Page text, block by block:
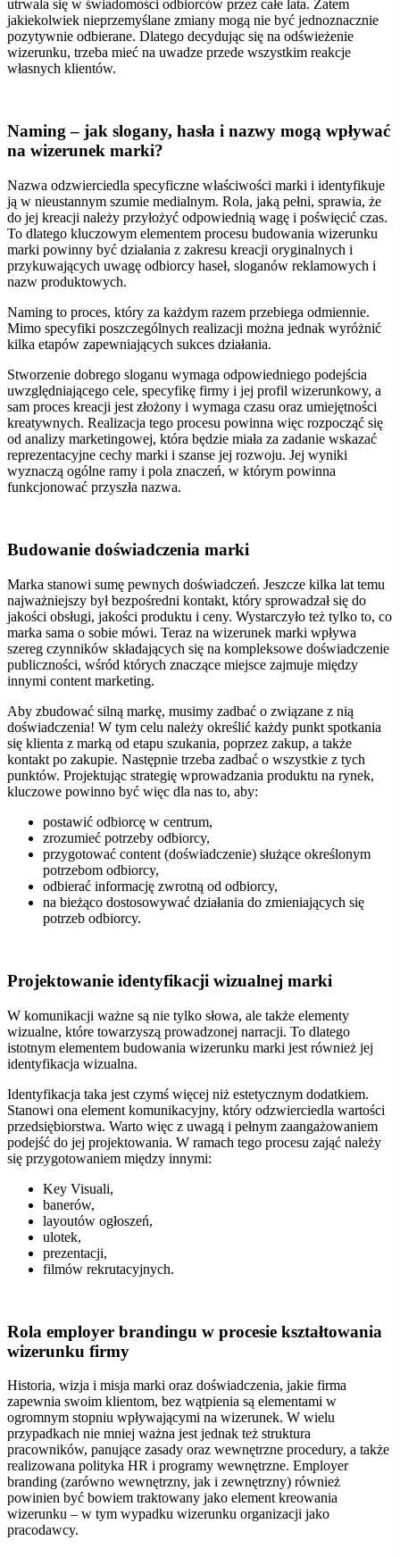
utrwala się w świadomości odbiorców przez całe lata. Zatem
jakiekolwiek nieprzemyślane zmiany mogą nie być jednoznacznie
pozytywnie odbierane. Dlatego decydując się na odświeżenie
wizerunku, trzeba mieć na uwadze przede wszystkim reakcje
własnych klientów.
Naming – jak slogany, hasła i nazwy mogą wpływać
na wizerunek marki?
Nazwa odzwierciedla specyficzne właściwości marki i identyfikuje
ją w nieustannym szumie medialnym. Rola, jaką pełni, sprawia, że
do jej kreacji należy przyłożyć odpowiednią wagę i poświęcić czas.
To dlatego kluczowym elementem procesu budowania wizerunku
marki powinny być działania z zakresu kreacji oryginalnych i
przykuwających uwagę odbiorcy haseł, sloganów reklamowych i
nazw produktowych.
Naming to proces, który za każdym razem przebiega odmiennie.
Mimo specyfiki poszczególnych realizacji można jednak wyróżnić
kilka etapów zapewniających sukces działania.
Stworzenie dobrego sloganu wymaga odpowiedniego podejścia
uwzględniającego cele, specyfikę firmy i jej profil wizerunkowy, a
sam proces kreacji jest złożony i wymaga czasu oraz umiejętności
kreatywnych. Realizacja tego procesu powinna więc rozpocząć się
od analizy marketingowej, która będzie miała za zadanie wskazać
reprezentacyjne cechy marki i szanse jej rozwoju. Jej wyniki
wyznaczą ogólne ramy i pola znaczeń, w którym powinna
funkcjonować przyszła nazwa.
Budowanie doświadczenia marki
Marka stanowi sumę pewnych doświadczeń. Jeszcze kilka lat temu
najważniejszy był bezpośredni kontakt, który sprowadzał się do
jakości obsługi, jakości produktu i ceny. Wystarczyło też tylko to, co
marka sama o sobie mówi. Teraz na wizerunek marki wpływa
szereg czynników składających się na kompleksowe doświadczenie
publiczności, wśród których znaczące miejsce zajmuje między
innymi content marketing.
Aby zbudować silną markę, musimy zadbać o związane z nią
doświadczenia! W tym celu należy określić każdy punkt spotkania
się klienta z marką od etapu szukania, poprzez zakup, a także
kontakt po zakupie. Następnie trzeba zadbać o wszystkie z tych
punktów. Projektując strategię wprowadzania produktu na rynek,
kluczowe powinno być więc dla nas to, aby:
postawić odbiorcę w centrum,
zrozumieć potrzeby odbiorcy,
przygotować content (doświadczenie) służące określonym
potrzebom odbiorcy,
odbierać informację zwrotną od odbiorcy,
na bieżąco dostosowywać działania do zmieniających się
potrzeb odbiorcy.
Projektowanie identyfikacji wizualnej marki
W komunikacji ważne są nie tylko słowa, ale także elementy
wizualne, które towarzyszą prowadzonej narracji. To dlatego
istotnym elementem budowania wizerunku marki jest również jej
identyfikacja wizualna.
Identyfikacja taka jest czymś więcej niż estetycznym dodatkiem.
Stanowi ona element komunikacyjny, który odzwierciedla wartości
przedsiębiorstwa. Warto więc z uwagą i pełnym zaangażowaniem
podejść do jej projektowania. W ramach tego procesu zająć należy
się przygotowaniem między innymi:
Key Visuali,
banerów,
layoutów ogłoszeń,
ulotek,
prezentacji,
filmów rekrutacyjnych.
Rola employer brandingu w procesie kształtowania
wizerunku firmy
Historia, wizja i misja marki oraz doświadczenia, jakie firma
zapewnia swoim klientom, bez wątpienia są elementami w
ogromnym stopniu wpływającymi na wizerunek. W wielu
przypadkach nie mniej ważna jest jednak też struktura
pracowników, panujące zasady oraz wewnętrzne procedury, a także
realizowana polityka HR i programy wewnętrzne. Employer
branding (zarówno wewnętrzny, jak i zewnętrzny) również
powinien być bowiem traktowany jako element kreowania
wizerunku – w tym wypadku wizerunku organizacji jako
pracodawcy.